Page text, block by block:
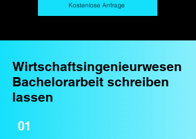
Kostenlose Anfrage
Wirtschaftsingenieurwesen
Bachelorarbeit schreiben
lassen
01